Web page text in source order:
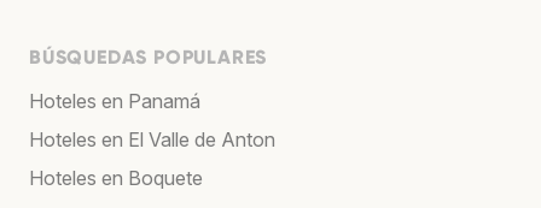
BÚSQUEDAS POPULARES
Hoteles en Panamá
Hoteles en El Valle de Anton
Hoteles en Boquete